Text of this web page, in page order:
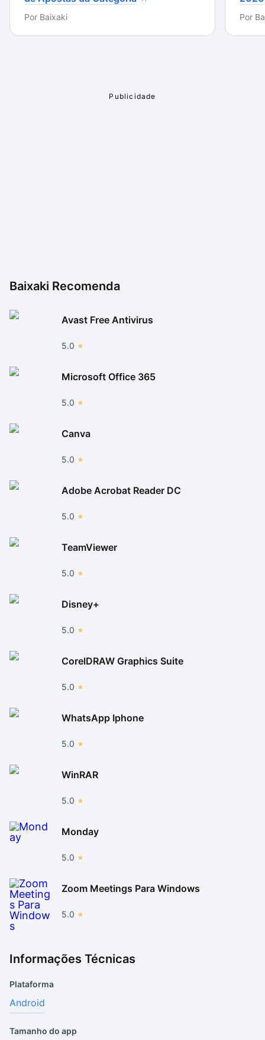
Por Baixaki Por
Baixaki Recomenda
Avast Free Antivirus
5.0
Microsoft Office 365
5.0
Canva
5.0
Adobe Acrobat Reader DC
5.0
TeamViewer
5.0
Disney+
5.0
CorelDRAW Graphics Suite
5.0
WhatsApp Iphone
5.0
WinRAR
5.0
Monday
5.0
Zoom Meetings Para Windows
5.0
Informações Técnicas
Plataforma
Android
Tamanho do app